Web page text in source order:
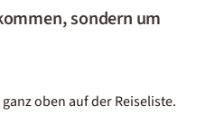
sondern um
oben auf der Reiseliste.